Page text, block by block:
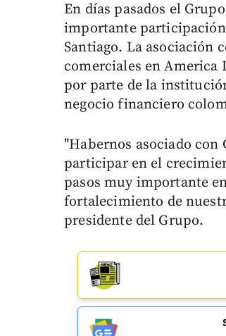
En días pasados el
importante participación
Santiago. La asociación
comerciales en America
por parte de la
negocio financiero
"Habernos asociado con
participar en el
pasos muy importante
fortalecimiento de
presidente del Grupo.